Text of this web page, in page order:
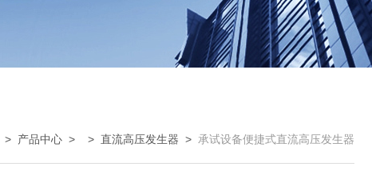
> 产品中心 > > 直流高压发生器 > 承试设备便捷式直流高压发生器